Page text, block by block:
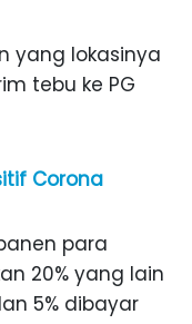
yang lokasinya
tebu ke PG
Corona
para
20% yang lain
5% dibayar